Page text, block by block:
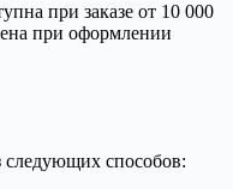
при заказе от 10 000
при оформлении
следующих способов: